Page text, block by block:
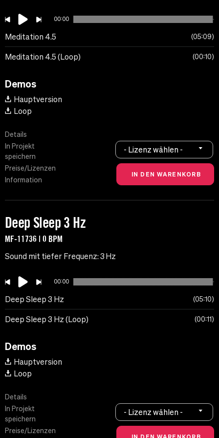
00:00
Meditation 4.5 05:09
Meditation 4.5 (Loop) 00:10
Demos
Hauptversion
Loop
Details
In Projekt
speichern
Preise/Lizenzen
Information
- Lizenz wählen -
Deep Sleep 3 Hz
MF-11736 | 0 BPM
Sound mit tiefer Frequenz: 3 Hz
00:00
Deep Sleep 3 Hz 05:10
Deep Sleep 3 Hz (Loop) 00:11
Demos
Hauptversion
Loop
Details
In Projekt
speichern
Preise/Lizenzen
- Lizenz wählen -